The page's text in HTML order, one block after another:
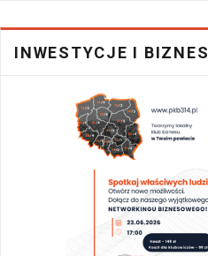
INWESTYCJE I BIZNES